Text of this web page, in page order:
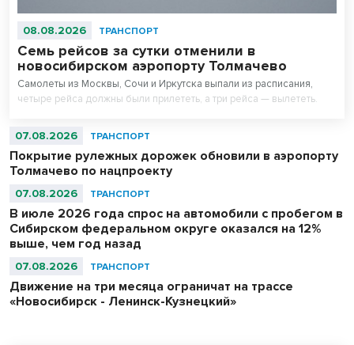
08.08.2026 ТРАНСПОРТ
Семь рейсов за сутки отменили в
новосибирском аэропорту Толмачево
Самолеты из Москвы, Сочи и Иркутска выпали из расписания,
четыре рейса должны были прилететь, а три рейса — вылететь.
07.08.2026 ТРАНСПОРТ
Покрытие рулежных дорожек обновили в аэропорту
Толмачево по нацпроекту
07.08.2026 ТРАНСПОРТ
В июле 2026 года спрос на автомобили с пробегом в
Сибирском федеральном округе оказался на 12%
выше, чем год назад
07.08.2026 ТРАНСПОРТ
Движение на три месяца ограничат на трассе
«Новосибирск - Ленинск-Кузнецкий»